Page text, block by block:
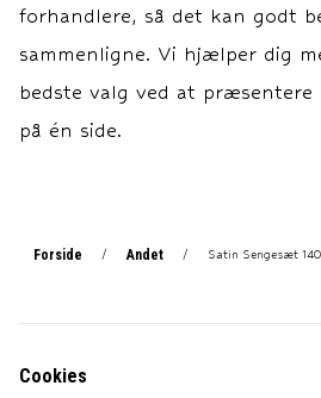
forhandlere, så det kan godt
sammenligne. Vi hjælper dig
bedste valg ved at
på én side.
Forside / Andet / Satin Sengesæt
Cookies